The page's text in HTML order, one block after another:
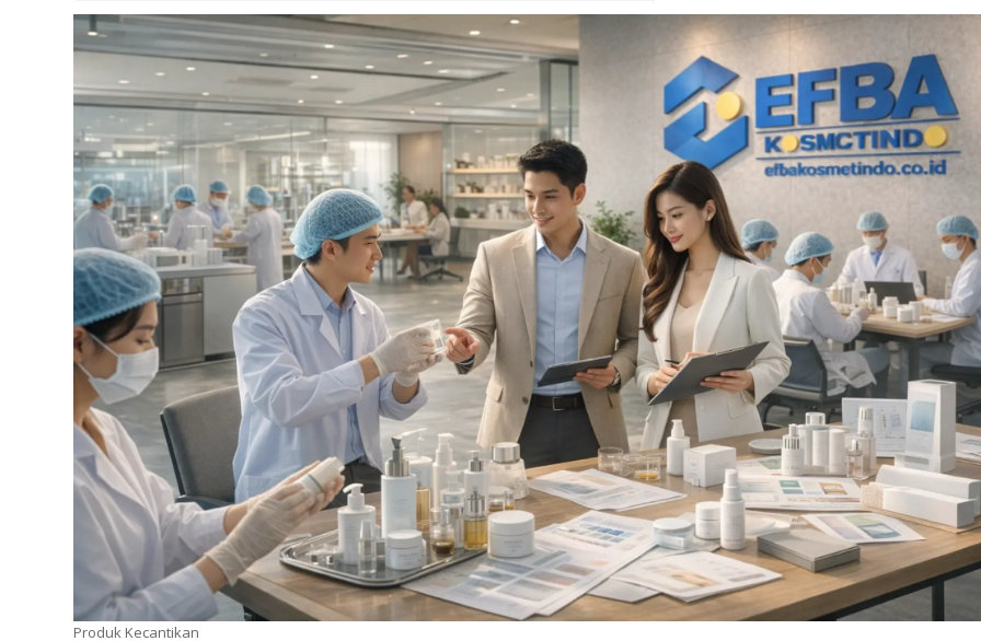
Mulai Produksi Kosmetikmu Sekarang Bersama Efba Kosmetindo
PT. Efba Digital Mulia: Layanan Manajemen Bisnis dan Digital Marketing Satu Atap!
FAQ Produk Kecantikan